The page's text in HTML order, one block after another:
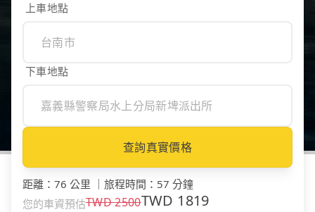
上車地點
下車地點
查詢真實價格
距離 ： 76 公里 旅程時間 ： 57 分鐘
您的車資預估TWD2500TWD 1819